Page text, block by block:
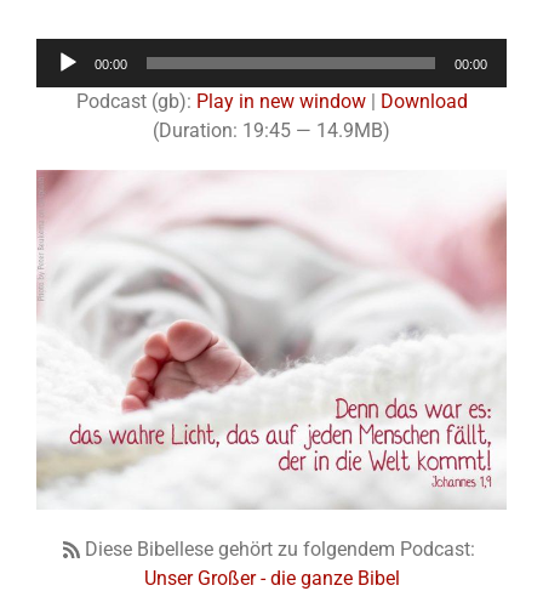
Audio-
00:00 00:00
Podcast (gb): Play in new window|
Download
(Duration: 19:45 — 14.9MB)
Diese Bibellese gehört zu folgendem Podcast:
Unser Großer - die ganze Bibel